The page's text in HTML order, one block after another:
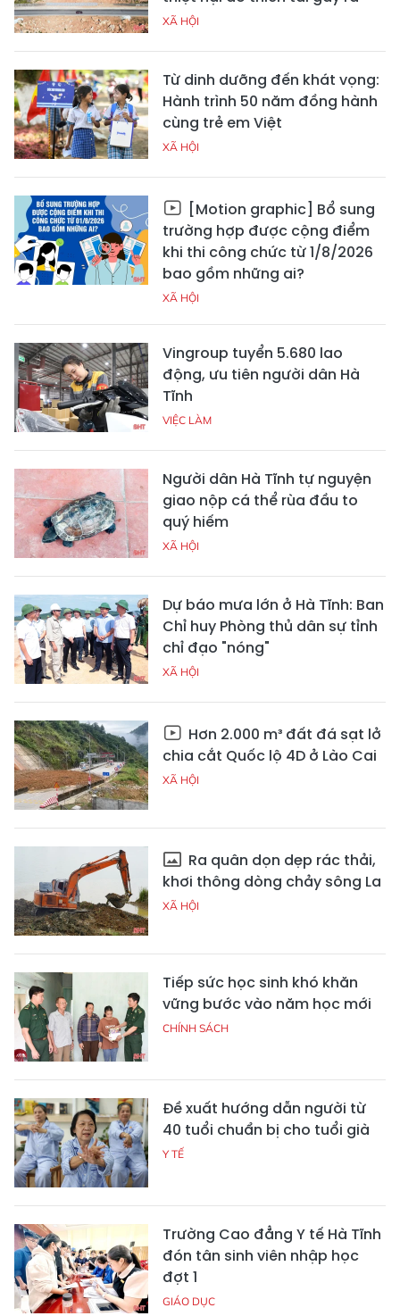
XÃ HỘI
Từ dinh dưỡng đến khát vọng:
Hành trình 50 năm đồng hành
cùng trẻ em Việt
XÃ HỘI
[Motion graphic] Bổ sung
trường hợp được cộng điểm
khi thi công chức từ 1/8/2026
bao gồm những ai?
XÃ HỘI
Vingroup tuyển 5.680 lao
động, ưu tiên người dân Hà
Tĩnh
VIỆC LÀM
Người dân Hà Tĩnh tự nguyện
giao nộp cá thể rùa đầu to
quý hiếm
XÃ HỘI
Dự báo mưa lớn ở Hà Tĩnh: Ban
Chỉ huy Phòng thủ dân sự tỉnh
chỉ đạo "nóng"
XÃ HỘI
Hơn 2.000 m³ đất đá sạt lở
chia cắt Quốc lộ 4D ở Lào Cai
XÃ HỘI
Ra quân dọn dẹp rác thải,
khơi thông dòng chảy sông La
XÃ HỘI
Tiếp sức học sinh khó khăn
vững bước vào năm học mới
CHÍNH SÁCH
Đề xuất hướng dẫn người từ
40 tuổi chuẩn bị cho tuổi già
Y TẾ
Trường Cao đẳng Y tế Hà Tĩnh
đón tân sinh viên nhập học
đợt 1
GIÁO DỤC